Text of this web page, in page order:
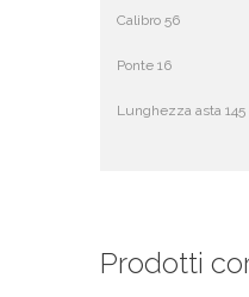
Calibro 56
Ponte 16
Lunghezza asta 145
Prodotti